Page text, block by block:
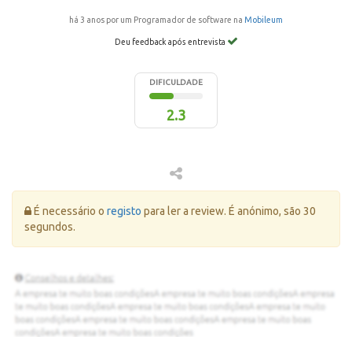
há 3 anos por um Programador de software na Mobileum
Deu feedback após entrevista
DIFICULDADE
2.3
Erro:
É necessário o registo para ler a review. É anónimo, são 30
segundos.